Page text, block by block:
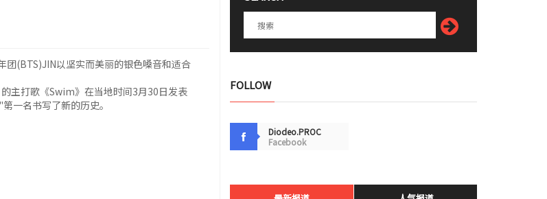
(BTS)JIN以坚实而美丽的银色嗓音和适合
主打歌《Swim》在当地时间3月30日发表
一名书写了新的历史。
FOLLOW
Diodeo.PROC
Facebook